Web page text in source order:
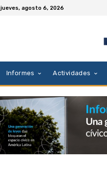
jueves, agosto 6, 2026
Informes Actividades